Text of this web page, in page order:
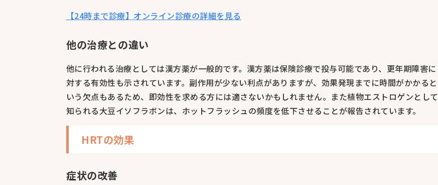
【24時まで診療】オンライン診療の詳細を見る
他の治療との違い
他に行われる治療としては漢方薬が一般的です。漢方薬は保険診療で投与可能であり、更年期障害に
対する有効性も示されています。副作用が少ない利点がありますが、効果発現までに時間がかかると
いう欠点もあるため、即効性を求める方には適さないかもしれません。また植物エストロゲンとして
知られる大豆イソフラボンは、ホットフラッシュの頻度を低下させることが報告されています。
HRTの効果
症状の改善